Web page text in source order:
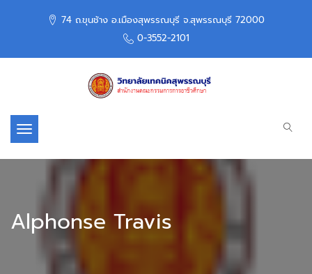
74 ถ.ขุนช้าง อ.เมืองสุพรรณบุรี จ.สุพรรณบุรี 72000
0-3552-2101
Toggle navigation
Alphonse Travis